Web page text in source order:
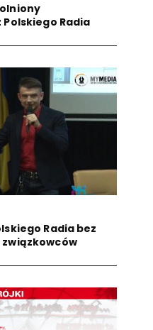
Radia
Radia bez